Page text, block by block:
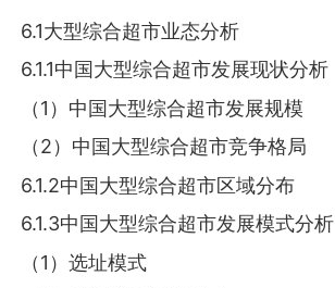
6.1大型综合超市业态分析
6.1.1中国大型综合超市发展现状分析
（1）中国大型综合超市发展规模
（2）中国大型综合超市竞争格局
6.1.2中国大型综合超市区域分布
6.1.3中国大型综合超市发展模式分析
（1）选址模式